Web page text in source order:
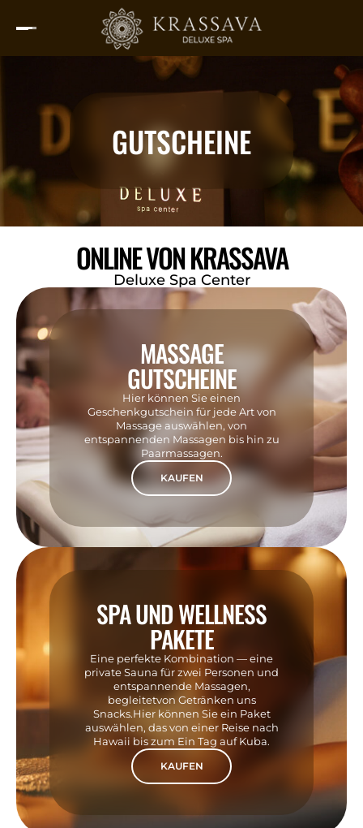
GUTSCHEINE
ONLINE VON KRASSAVA
Deluxe Spa Center
MASSAGE
GUTSCHEINE
Hier können Sie einen
Geschenkgutschein für jede Art von
Massage auswählen, von
entspannenden Massagen bis hin zu
Paarmassagen.
KAUFEN
SPA UND WELLNESS
PAKETE
Eine perfekte Kombination — eine
private Sauna für zwei Personen und
entspannende Massagen,
begleitetvon Getränken uns
Snacks.Hier können Sie ein Paket
auswählen, das von einer Reise nach
Hawaii bis zum Ein Tag auf Kuba.
KAUFEN